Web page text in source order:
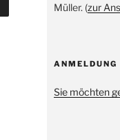
Müller. (zur
ANMELDUNG
Sie möchten